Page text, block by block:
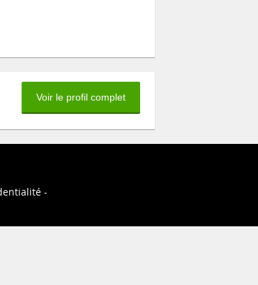
Voir le profil complet